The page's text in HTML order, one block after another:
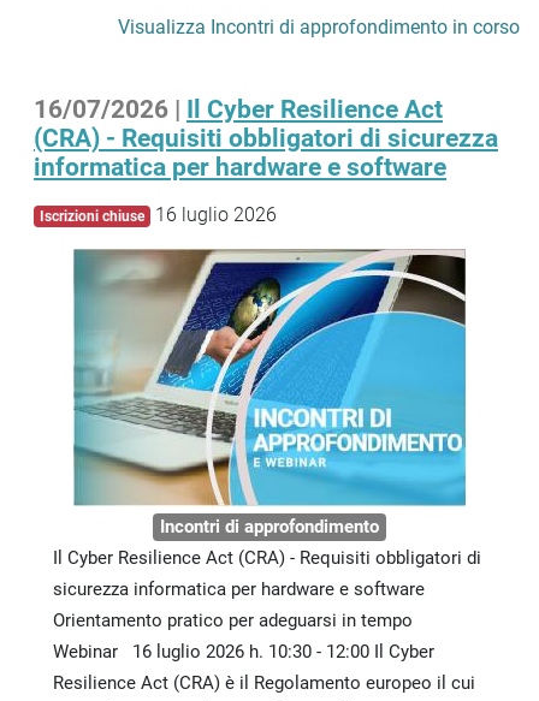
Visualizza Incontri di approfondimento in corso
16/07/2026 | Il Cyber Resilience Act
(CRA) - Requisiti obbligatori di sicurezza
informatica per hardware e software
Iscrizioni chiuse 16 luglio 2026
Incontri di approfondimento
Il Cyber Resilience Act (CRA) - Requisiti obbligatori di
sicurezza informatica per hardware e software
Orientamento pratico per adeguarsi in tempo
Webinar 16 luglio 2026 h. 10:30 - 12:00 Il Cyber
Resilience Act (CRA) è il Regolamento europeo il cui